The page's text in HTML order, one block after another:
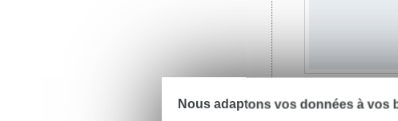
3,78 € / unité
Nous adaptons vos données à vos